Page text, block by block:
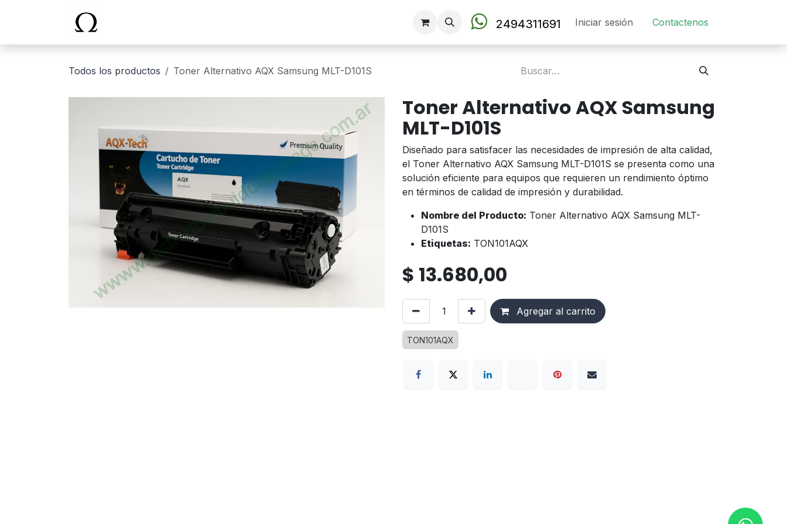
2494311691 Iniciar sesión Contact​en​os​
Todos los productos Toner Alternativo AQX Samsung MLT-D101S
Toner Alternativo AQX Samsung
MLT-D101S
Diseñado para satisfacer las necesidades de impresión de alta calidad,
el Toner Alternativo AQX Samsung MLT-D101S se presenta como una
solución eficiente para equipos que requieren un rendimiento óptimo
en términos de calidad de impresión y durabilidad.
Nombre del Producto: Toner Alternativo AQX Samsung MLT-
D101S
Etiquetas: TON101AQX
$ 13.680,00
Agregar al carrito
TON101AQX